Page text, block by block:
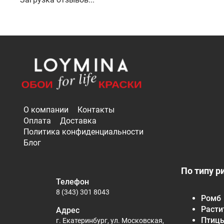
О компании
Контакты
Оплата
Доставка
Политика конфиденциальности
Блог
По типу
Ромб
Телефон
8 (343) 301 8043
Адрес
г. Екатеринбург, ул. Московская,